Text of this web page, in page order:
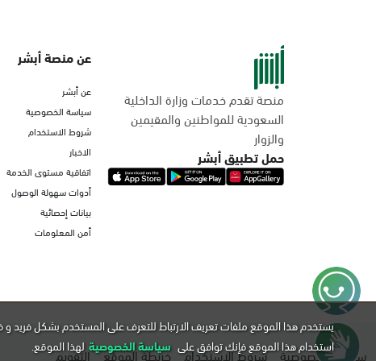
منصة تقدم خدمات وزارة الداخلية
السعودية للمواطنين والمقيمين
والزوار
حمل تطبيق أبشر
عن منصة أبشر
عن أبشر
سياسة الخصوصية
شروط الاستخدام
الاخبار
اتفاقية مستوى الخدمة
أدوات سهولة الوصول
بيانات إحصائية
أمن المعلومات
سياسة الخصوصية شروط الاستخدام خريطة الموقع التقويم
يستخدم هذا الموقع ملفات تعريف الارتباط للتعرف على المستخدم بشكل فريد
استخدام هذا الموقع فإنك توافق على سياسة الخصوصية لهذا الموقع.